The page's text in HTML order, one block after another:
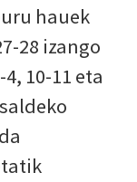
hauek
28 izango
10-11 eta